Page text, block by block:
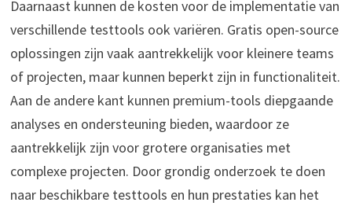
Daarnaast kunnen de kosten voor de implementatie van
verschillende testtools ook variëren. Gratis open-source
oplossingen zijn vaak aantrekkelijk voor kleinere teams
of projecten, maar kunnen beperkt zijn in functionaliteit.
Aan de andere kant kunnen premium-tools diepgaande
analyses en ondersteuning bieden, waardoor ze
aantrekkelijk zijn voor grotere organisaties met
complexe projecten. Door grondig onderzoek te doen
naar beschikbare testtools en hun prestaties kan het